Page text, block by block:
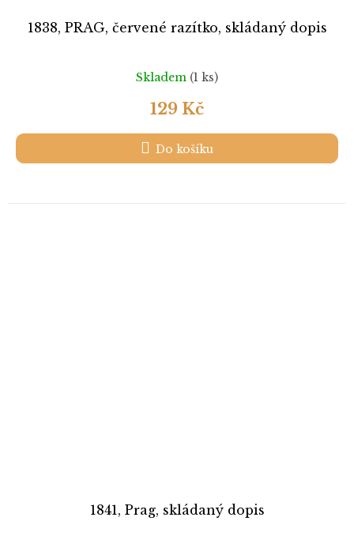
1838, PRAG, červené razítko, skládaný dopis
Skladem (1 ks)
129 Kč
Do košíku
1841, Prag, skládaný dopis